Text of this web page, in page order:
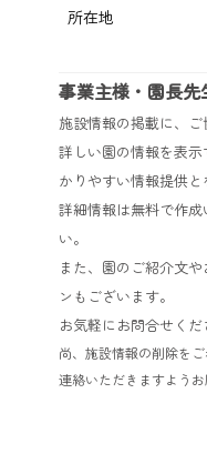
所在地
事業主様・園長
施設情報の掲載に、ご
詳しい園の情報を表
かりやすい情報提供と
詳細情報は無料で作
い。
また、園のご紹介文
ンもございます。
お気軽にお問合せくだ
尚、施設情報の削除を
連絡いただきますようお